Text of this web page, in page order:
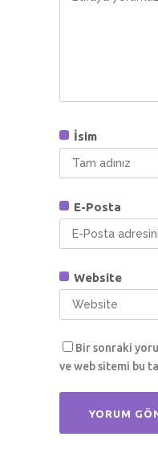
İsim
E-Posta
Website
Bir sonraki
ve web sitemi bu